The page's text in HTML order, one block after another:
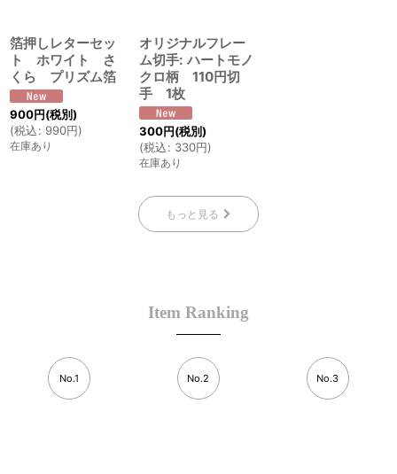
箔押しレターセッ
ト ホワイト さ
くら プリズム箔
900円(税別)
(税込: 990円)
在庫あり
オリジナルフレー
ム切手: ハートモノ
クロ柄 110円切
手 1枚
300円(税別)
(税込: 330円)
在庫あり
もっと見る
Item Ranking
No.1 No.2 No.3